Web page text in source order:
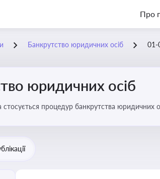
Про
Банкрутство юридичних осіб 01-
юридичних осіб
стосується процедур банкрутства юридичних